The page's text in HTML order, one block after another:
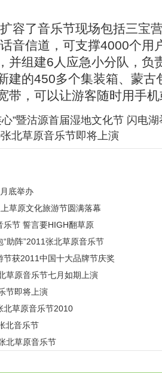
了音乐节现场包括三宝营
音信道，可支撑4000个用
并组建6人应急小分队，负
建的450多个集装箱、蒙古
带，可以让游客随时用手
心”暨沽源首届湿地文化节 闪电湖
北草原音乐节即将上演
底举办
草原文化旅游节圆满落幕
乐节 誓言要HIGH翻草原
助阵”2011张北草原音乐节
节获2011中国十大品牌节庆奖
草原音乐节七月如期上演
节即将上演
北草原音乐节2010
北音乐节
北草原音乐节